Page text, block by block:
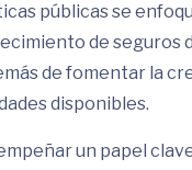
públicas se
de seguros
de fomentar la
disponibles.
un papel